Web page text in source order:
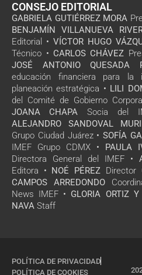
CONSEJO EDITORIAL
GABRIELA GUTIÉRREZ MORA
BENJAMÍN VILLANUEVA
Editorial • VÍCTOR HUGO
Técnico • CARLOS CHÁVEZ
JOSÉ ANTONIO QUESADA
educación financiera para la
planeación estratégica • LILI
del Comité de Gobierno
JOANA CHAPA Socia del
ALEJANDRO SANDOVAL
Grupo Ciudad Juárez • SOFÍA
IMEF Grupo CDMX • PAULA
Directora General del IMEF •
Editora • NOÉ PÉREZ Director
CAMPOS ARREDONDO
News IMEF • GLORIA ORTIZ
NAVA Staff
POLÍTICA DE PRIVACIDAD
POLÍTICA DE COOKIES